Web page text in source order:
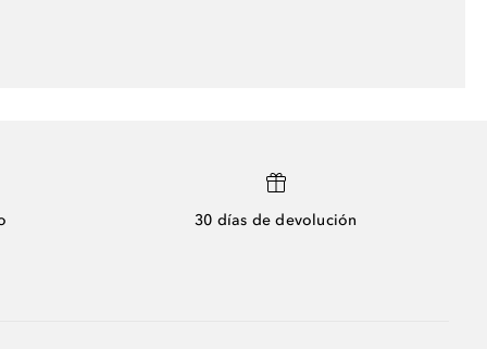
30 días de devolución